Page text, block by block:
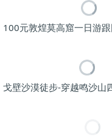
100元敦煌莫高窟一日游
戈壁沙漠徒步-穿越鸣沙山